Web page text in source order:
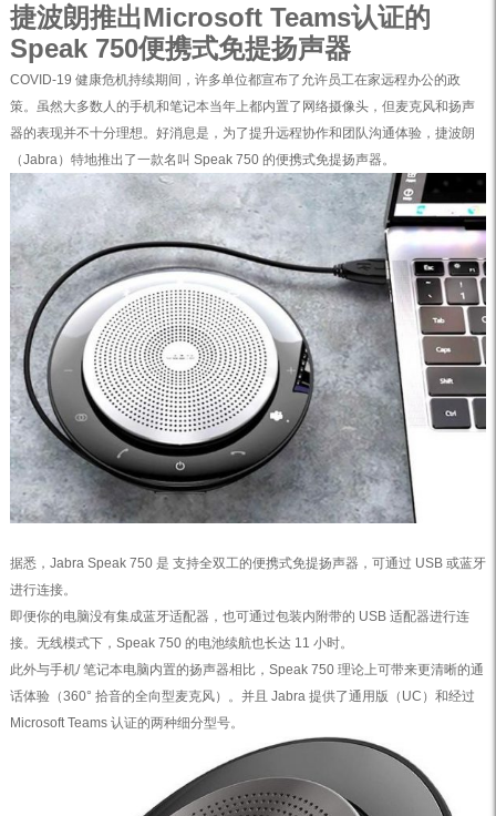
捷波朗推出Microsoft Teams认证的
Speak 750便携式免提扬声器
COVID-19 健康危机持续期间，许多单位都宣布了允许员工在家远程办公的政
策。虽然大多数人的手机和笔记本当年上都内置了网络摄像头，但麦克风和扬声
器的表现并不十分理想。好消息是，为了提升远程协作和团队沟通体验，捷波朗
（Jabra）特地推出了一款名叫 Speak 750 的便携式免提扬声器。
据悉，Jabra Speak 750 是 支持全双工的便携式免提扬声器，可通过 USB 或蓝牙
进行连接。
即便你的电脑没有集成蓝牙适配器，也可通过包装内附带的 USB 适配器进行连
接。无线模式下，Speak 750 的电池续航也长达 11 小时。
此外与手机/ 笔记本电脑内置的扬声器相比，Speak 750 理论上可带来更清晰的通
话体验（360° 拾音的全向型麦克风）。并且 Jabra 提供了通用版（UC）和经过
Microsoft Teams 认证的两种细分型号。